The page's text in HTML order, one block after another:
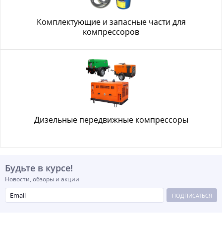
Комплектующие и запасные части для
компрессоров
Дизельные передвижные компрессоры
Будьте в курсе!
Новости, обзоры и акции
ПОДПИСАТЬСЯ